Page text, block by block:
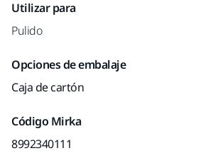
Utilizar para
Pulido
Opciones de embalaje
Caja de cartón
Código Mirka
8992340111